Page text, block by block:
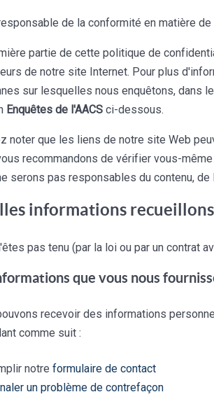
de la conformité en matière
partie de cette politique de
de notre site Internet. Pour plus
sur lesquelles nous enquêtons, dans
Enquêtes de l'AACS ci-dessous.
noter que les liens de notre site Web
recommandons de vérifier vous-
serons pas responsables du contenu,
informations
pas tenu (par la loi ou par un contrat
que vous nous
recevoir des informations
comme suit :
notreformulaire de contact
un problème de contrefaçon